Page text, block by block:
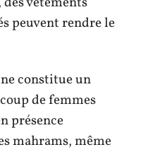
peuvent rendre le
constitue un
de femmes
présence
mahrams, même